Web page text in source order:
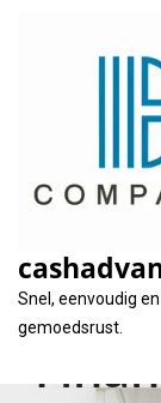
Snel, eenvoudig
gemoedsrust.